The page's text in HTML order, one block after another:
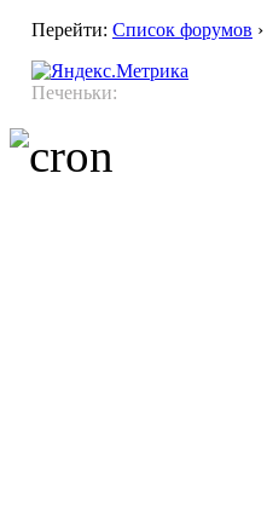
Перейти: Список форумов ›
Печеньки: